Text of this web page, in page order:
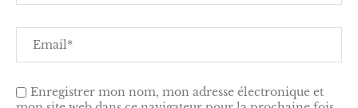
Enregistrer mon nom, mon adresse électronique et